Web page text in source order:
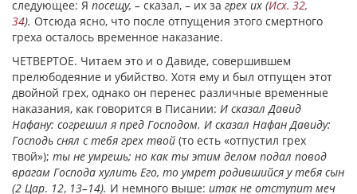
следующее: Я посещу, – сказал, – их за грех их (Исх. 32,
34). Отсюда ясно, что после отпущения этого смертного
греха осталось временное наказание.
ЧЕТВЕРТОЕ. Читаем это и о Давиде, совершившем
прелюбодеяние и убийство. Хотя ему и был отпущен этот
двойной грех, однако он перенес различные временные
наказания, как говорится в Писании: И сказал Давид
Нафану: согрешил я пред Господом. И сказал Нафан Давиду:
Господь снял с тебя грех твой (то есть «отпустил грех
твой»); ты не умрешь; но как ты этим делом подал повод
врагам Господа хулить Его, то умрет родившийся у тебя сын
(2 Цар. 12, 13–14). И немного выше: итак не отступит меч